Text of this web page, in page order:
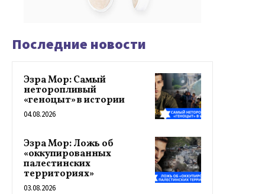
Последние новости
Эзра Мор: Самый
неторопливый
«геноцыт» в истории
04.08.2026
Эзра Мор: Ложь об
«оккупированных
палестинских
территориях»
03.08.2026